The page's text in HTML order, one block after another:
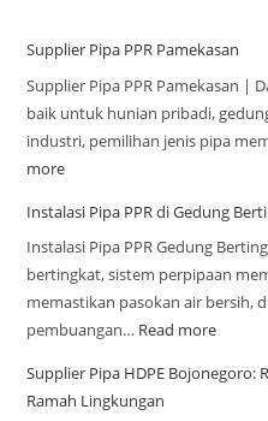
Supplier Pipa PPR Pamekasan
Supplier Pipa PPR Pamekasan |
baik untuk hunian pribadi,
industri, pemilihan jenis pipa
more
Instalasi Pipa PPR di Gedung
Instalasi Pipa PPR Gedung
bertingkat, sistem perpipaan
memastikan pasokan air bersih,
pembuangan… Read more
Supplier Pipa HDPE Bojonegoro:
Ramah Lingkungan